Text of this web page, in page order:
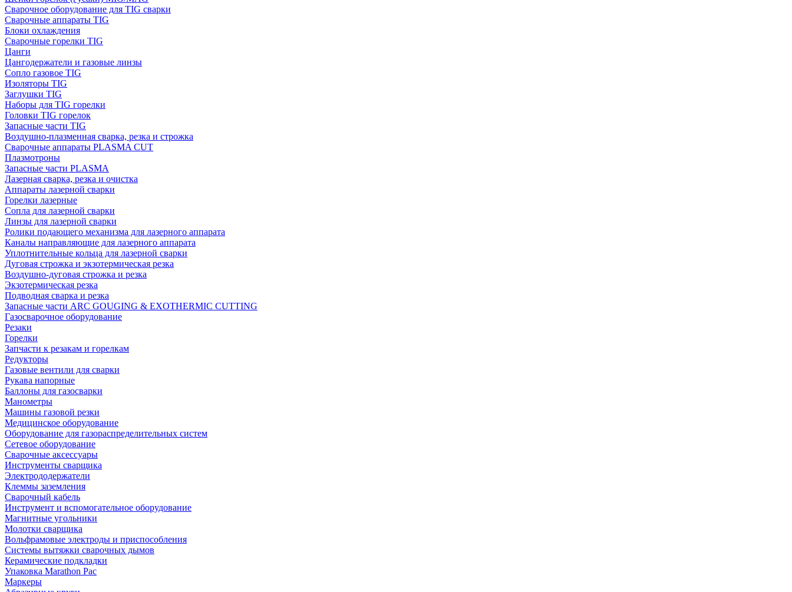
Сварочное оборудование для TIG сварки
Сварочные аппараты TIG
Блоки охлаждения
Сварочные горелки TIG
Цанги
Цангодержатели и газовые линзы
Сопло газовое TIG
Изоляторы TIG
Заглушки TIG
Наборы для TIG горелки
Головки TIG горелок
Запасные части TIG
Воздушно-плазменная сварка, резка и строжка
Сварочные аппараты PLASMA CUT
Плазмотроны
Запасные части PLASMA
Лазерная сварка, резка и очистка
Аппараты лазерной сварки
Горелки лазерные
Сопла для лазерной сварки
Линзы для лазерной сварки
Ролики подающего механизма для лазерного аппарата
Каналы направляющие для лазерного аппарата
Уплотнительные кольца для лазерной сварки
Дуговая строжка и экзотермическая резка
Воздушно-дуговая строжка и резка
Экзотермическая резка
Подводная сварка и резка
Запасные части ARC GOUGING & EXOTHERMIC CUTTING
Газосварочное оборудование
Резаки
Горелки
Запчасти к резакам и горелкам
Редукторы
Газовые вентили для сварки
Рукава напорные
Баллоны для газосварки
Манометры
Машины газовой резки
Медицинское оборудование
Оборудование для газораспределительных систем
Сетевое оборудование
Сварочные аксессуары
Инструменты сварщика
Электрододержатели
Клеммы заземления
Сварочный кабель
Инструмент и вспомогательное оборудование
Магнитные угольники
Молотки сварщика
Вольфрамовые электроды и приспособления
Системы вытяжки сварочных дымов
Керамические подкладки
Упаковка Marathon Pac
Маркеры